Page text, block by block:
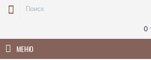
0
МЕНЮ